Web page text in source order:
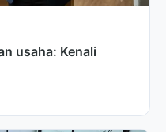
usaha: Kenali